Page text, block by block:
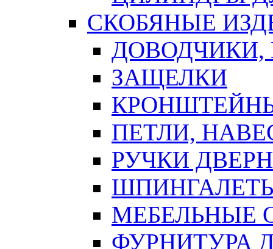
СКОБЯНЫЕ
ЗАЩЕЛКИ
ПЕТЛИ,
РУЧКИ
МЕБЕЛЬНЫЕ
ФУРНИТУРА